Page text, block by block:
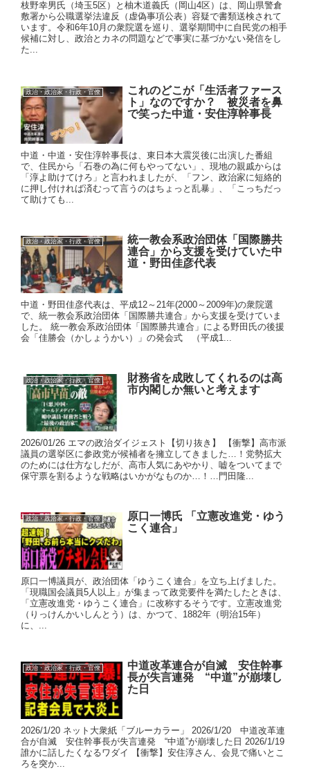
枝野幸男氏（埼玉5区）と柚木道義氏（岡山4区）は、岡山県警倉
敷署から公職選挙法違反（虚偽事項公表）容疑で書類送検されて
います。令和6年10月の衆院選を巡り、選挙期間中に自民党の相手
候補に対し、政治とカネの問題などで事実に基づかない発信をし
た...
政治・政治家・行政・官僚
これのどこが「生活者ファース
ト」なのですか？ 被災者を鼻
で笑った中道・安住淳幹事長
中道・中道・安住淳幹事長は、東日本大震災後に出演した番組
で、住民から「石巻の為に何もやってない」、現地の親戚からは
「淳よ助けてけろ」と言われましたが、「フン、政治家に短絡的
に押し付ければ済むって言うのはちょっと乱暴」、「こっちだっ
て助けても...
政治・政治家・行政・官僚
統一教会系政治団体「国際勝共
連合」から支援を受けていた中
道・野田佳彦代表
中道・野田佳彦代表は、平成12～21年(2000～2009年)の衆院選
で、統一教会系政治団体「国際勝共連合」から支援を受けていま
した。 統一教会系政治団体「国際勝共連合」による野田氏の後援
会「佳勝会（かしょうかい）」の発会式 （平成1...
政治・政治家・行政・官僚
財務省を成敗してくれるのは高
市内閣しか無いと考えます
2026/01/26 エマの政治ダイジェスト【切り抜き】 【衝撃】高市派
議員の選挙区に参政党が候補者を擁立してきました…！党勢拡大
のためには仕方なしだが、高市人気にあやかり、嘘をついてまで
保守票を割るような戦略はいかがなものか…！…門田隆...
政治・政治家・行政・官僚
原口一博氏 「立憲改進党・ゆう
こく連合」
原口一博議員が、政治団体「ゆうこく連合」を立ち上げました。
「現職国会議員5人以上」が集まって政党要件を満たしたときは、
「立憲改進党・ゆうこく連合」に改称するそうです。立憲改進党
（りっけんかいしんとう）は、かつて、1882年（明治15年）
に、...
政治・政治家・行政・官僚
中道改革連合が自滅 安住幹事
長が失言連発 “中道”が崩壊し
た日
2026/1/20 ネット大衆紙「ブルーカラー」 2026/1/20 中道改革連
合が自滅 安住幹事長が失言連発 “中道”が崩壊した日 2026/1/19
誰かに話したくなるワダイ 【衝撃】安住淳さん、会見で痛いとこ
ろを突か...